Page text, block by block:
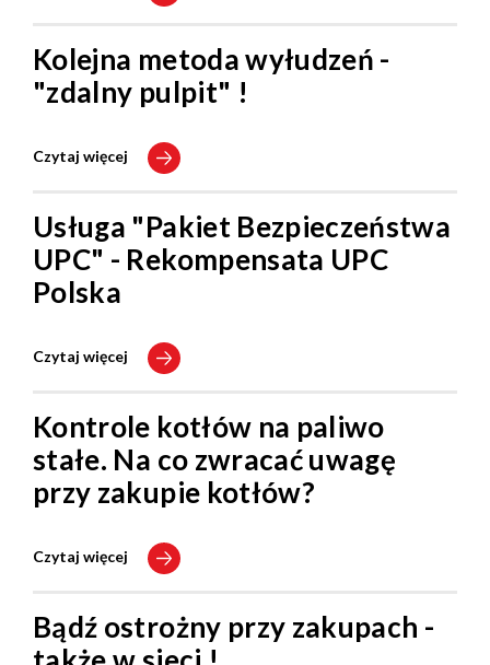
Kolejna metoda wyłudzeń -
"zdalny pulpit" !
Czytaj więcej
Usługa "Pakiet Bezpieczeństwa
UPC" - Rekompensata UPC
Polska
Czytaj więcej
Kontrole kotłów na paliwo
stałe. Na co zwracać uwagę
przy zakupie kotłów?
Czytaj więcej
Bądź ostrożny przy zakupach -